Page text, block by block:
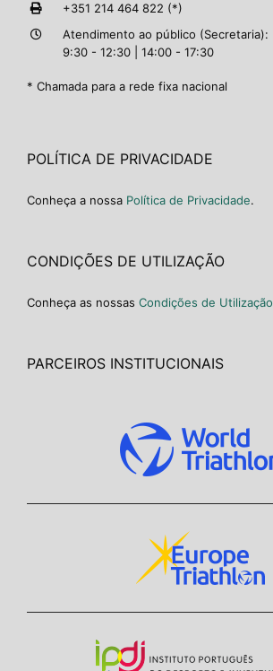
+351 214 464 822 (*)
Atendimento ao público (Secretaria):
9:30 - 12:30 | 14:00 - 17:30
* Chamada para a rede fixa nacional
POLÍTICA DE PRIVACIDADE
Conheça a nossa Política de Privacidade.
CONDIÇÕES DE UTILIZAÇÃO
Conheça as nossas Condições de Utilização
PARCEIROS INSTITUCIONAIS